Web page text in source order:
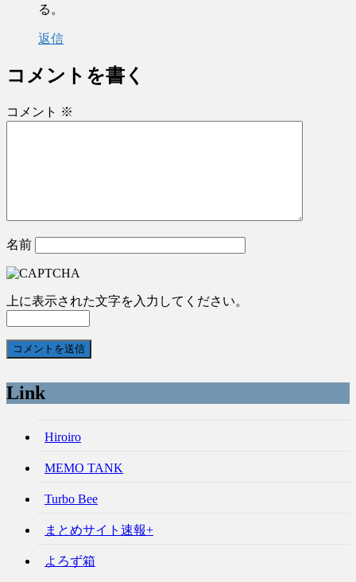
る。
返信
コメントを書く
コメント ※
名前
上に表示された文字を入力してください。
Link
Hiroiro
MEMO TANK
Turbo Bee
まとめサイト速報+
よろず箱